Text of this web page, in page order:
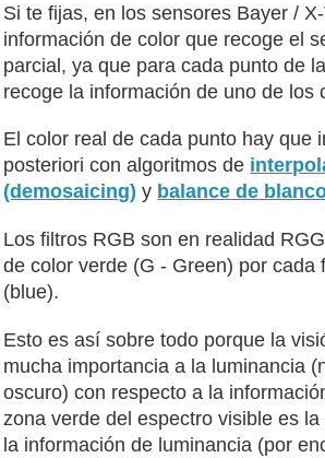
Si te fijas, en los sensores Bayer /
información de color que recoge el
parcial, ya que para cada punto de
recoge la información de uno de los
El color real de cada punto hay que
posteriori con algoritmos de
(demosaicing) y balance de
Los filtros RGB son en realidad
de color verde (G - Green) por cada
(blue).
Esto es así sobre todo porque la
mucha importancia a la luminancia
oscuro) con respecto a la
zona verde del espectro visible es
la información de luminancia (por